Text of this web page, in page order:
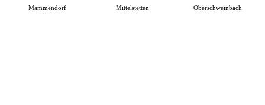
Mammendorf Mittelstetten Oberschweinbach